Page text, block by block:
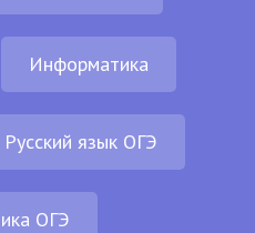
Информатика
Русский язык ОГЭ
ОГЭ